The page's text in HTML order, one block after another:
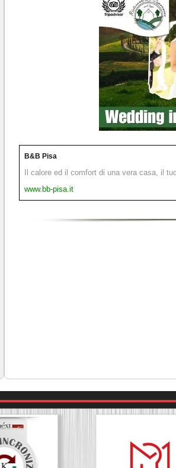
B&B Pisa
Il calore ed il comfort di una vera casa, il
www.bb-pisa.it